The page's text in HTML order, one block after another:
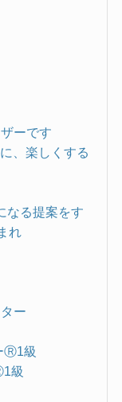
ーです
、楽しくする
なる提案をす
れ
ー
Ⓡ1級
級